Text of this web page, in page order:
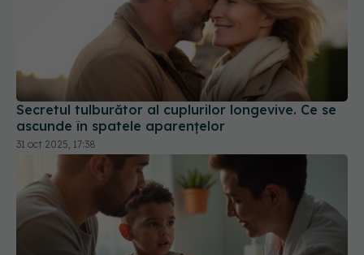
Secretul tulburător al cuplurilor longevive. Ce se
ascunde în spatele aparențelor
31 oct 2025, 17:38